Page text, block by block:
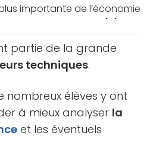
importante de l’économie
pour les monnaies [...]
partie de la grande
techniques.
nombreux élèves y ont
à mieux analyser la
et les éventuels